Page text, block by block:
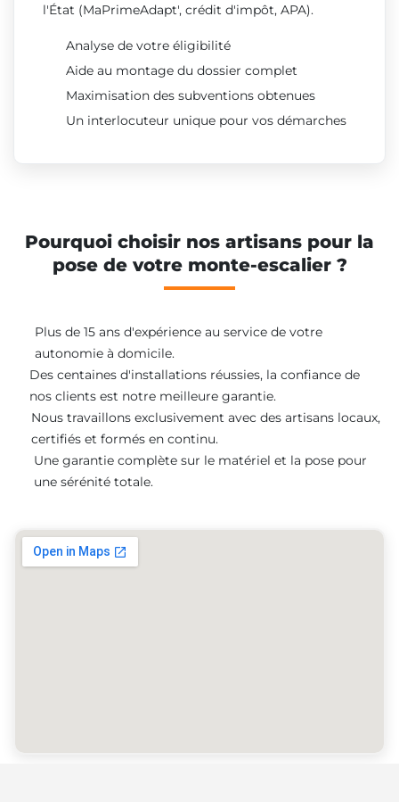
l'État (MaPrimeAdapt', crédit d'impôt, APA).
Analyse de votre éligibilité
Aide au montage du dossier complet
Maximisation des subventions obtenues
Un interlocuteur unique pour vos démarches
Pourquoi choisir nos artisans pour la
pose de votre monte-escalier ?
Plus de 15 ans d'expérience au service de votre
autonomie à domicile.
Des centaines d'installations réussies, la confiance de
nos clients est notre meilleure garantie.
Nous travaillons exclusivement avec des artisans locaux,
certifiés et formés en continu.
Une garantie complète sur le matériel et la pose pour
une sérénité totale.